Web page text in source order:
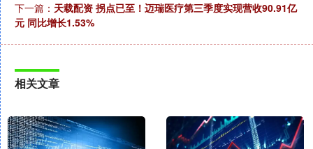
下一篇： 天载配资 拐点已至！迈瑞医疗第三季度实现营收90.91亿
元 同比增长1.53%
相关文章